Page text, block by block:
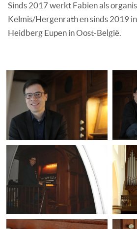
Sinds 2017 werkt Fabien als
Kelmis/Hergenrath en sinds 2019
Heidberg Eupen in Oost-België.